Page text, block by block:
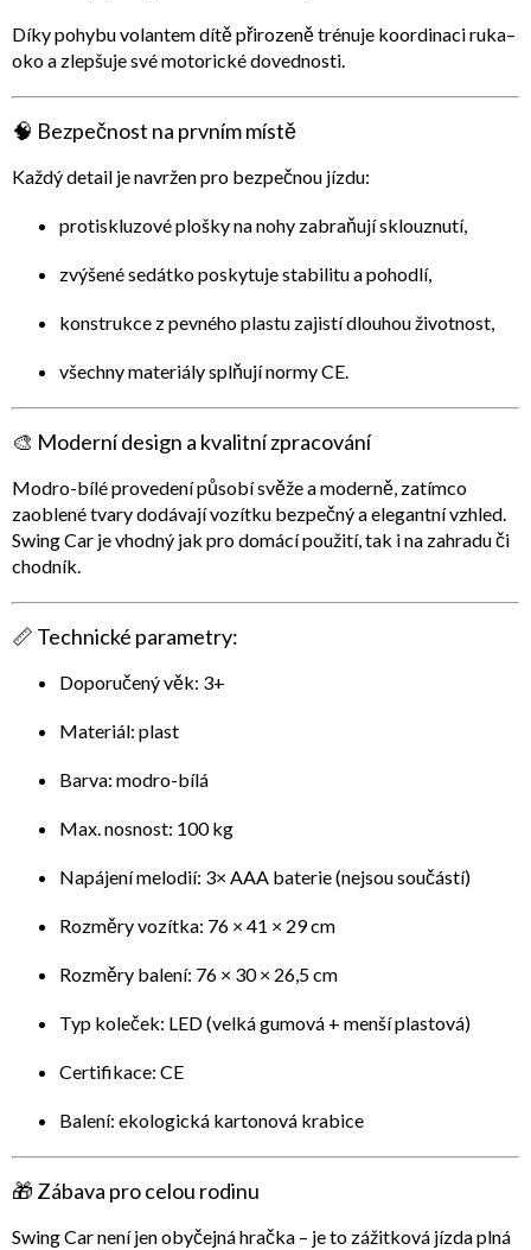
Díky pohybu volantem dítě přirozeně trénuje koordinaci ruka–
oko a zlepšuje své motorické dovednosti.
🧠 Bezpečnost na prvním místě
Každý detail je navržen pro bezpečnou jízdu:
protiskluzové plošky na nohy zabraňují sklouznutí,
zvýšené sedátkoposkytuje stabilitu a pohodlí,
konstrukce zpevného plastu zajistí dlouhou životnost,
všechny materiály splňují normyCE.
🎨 Moderní design a kvalitní zpracování
Modro-bílé provedení působí svěže a moderně, zatímco
zaoblené tvary dodávají vozítku bezpečný a elegantní vzhled.
Swing Car je vhodný jak pro domácí použití, tak ina zahradu či
chodník.
📏 Technické parametry:
Doporučený věk: 3+
Materiál: plast
Barva: modro-bílá
Max. nosnost: 100 kg
Napájení melodií: 3× AAA baterie (nejsou součástí)
Rozměry vozítka: 76 × 41 × 29 cm
Rozměry balení: 76 × 30 × 26,5 cm
Typ koleček: LED (velká gumová + menší plastová)
Certifikace: CE
Balení: ekologická kartonová krabice
🎁 Zábava pro celou rodinu
Swing Car není jen obyčejná hračka – je to zážitková jízda plná